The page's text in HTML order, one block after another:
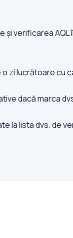
verificarea
zi lucrătoare cu
dacă marca
la lista dvs. de